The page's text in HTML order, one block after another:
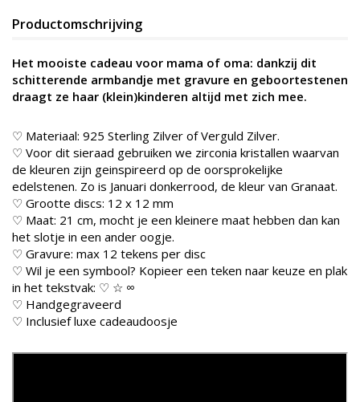
Productomschrijving
Het mooiste cadeau voor mama of oma: dankzij dit
schitterende armbandje met gravure en geboortestenen
draagt ze haar (klein)kinderen altijd met zich mee.
♡ Materiaal: 925 Sterling Zilver of Verguld Zilver.
♡ Voor dit sieraad gebruiken we zirconia kristallen waarvan
de kleuren zijn geinspireerd op de oorsprokelijke
edelstenen. Zo is Januari donkerrood, de kleur van Granaat.
♡ Grootte discs: 12 x 12 mm
♡ Maat: 21 cm, mocht je een kleinere maat hebben dan kan
het slotje in een ander oogje.
♡ Gravure: max 12 tekens per disc
♡ Wil je een symbool? Kopieer een teken naar keuze en plak
in het tekstvak: ♡ ☆ ∞
♡ Handgegraveerd
♡ Inclusief luxe cadeaudoosje